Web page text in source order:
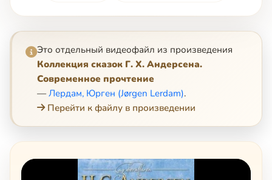
Это отдельный видеофайл из произведения
Коллекция сказок Г. Х. Андерсена.
Современное прочтение
— Лердам, Юрген (Jørgen Lerdam).
Перейти к файлу в произведении